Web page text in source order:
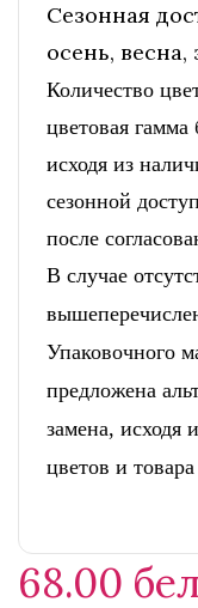
Сезонная
осень, весна,
Количество
цветовая
исходя из
сезонной
после
В случае
Упаковочного
предложена
замена, исходя
цветов и
68.00